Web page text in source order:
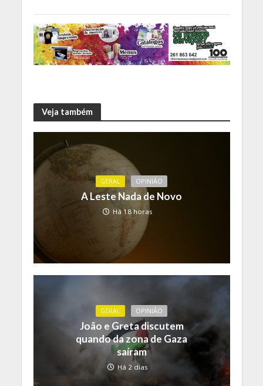
Veja também
GERAL OPINIÃO
A Leste Nada de Novo
Há 18 horas
GERAL OPINIÃO
João e Greta discutem
quando da zona de Gaza
saíram
Há 2 dias